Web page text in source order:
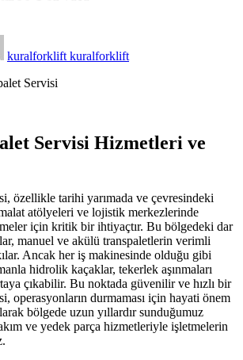
kuralforklift kuralforklift
Servisi Hizmetleri ve
özellikle tarihi yarımada ve çevresindeki
atölyeleri ve lojistik merkezlerinde
için kritik bir ihtiyaçtır. Bu bölgedeki dar
manuel ve akülü transpaletlerin verimli
Ancak her iş makinesinde olduğu gibi
hidrolik kaçaklar, tekerlek aşınmaları
çıkabilir. Bu noktada güvenilir ve hızlı bir
operasyonların durmaması için hayati önem
bölgede uzun yıllardır sunduğumuz
ve yedek parça hizmetleriyle işletmelerin